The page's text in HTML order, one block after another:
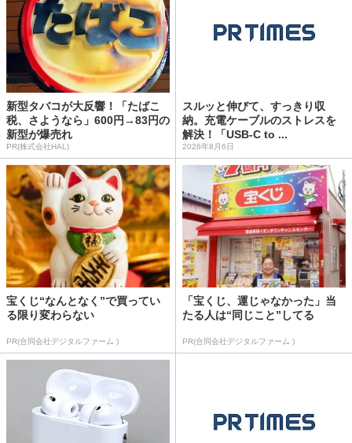
新型タバコが大反響！「たばこ
税、さようなら」600円→83円の
新型が爆売れ
PR(株式会社HAL)
スルッと伸びて、すっきり収
納。充電ケーブルのストレスを
解決！「USB-C to ...
2026年8月6日
宝くじ“なんとなく”で買ってい
る限り変わらない
PR(合同会社デジタルファーム )
「宝くじ、運じゃなかった」当
たる人は“同じこと”してる
PR(合同会社デジタルファーム )